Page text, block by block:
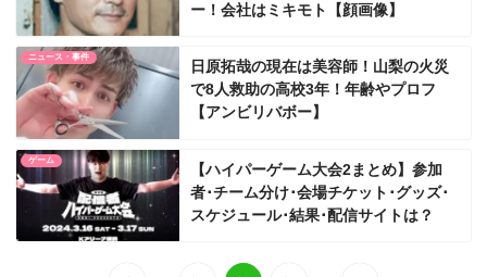
ー！会社はミキモト【顔画像】
ニュース・事件
日原拓哉の現在は美容師！山梨の火災
で8人救助の高校3年！年齢やプロフ
【アンビリバボー】
ゲーム
【ハイパーゲーム大会2まとめ】参加
者･チーム分け･会場チケット･グッズ･
スケジュール･結果･配信サイトは？